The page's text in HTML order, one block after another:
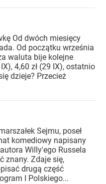
Od dwóch miesięcy
Od początku września
waluta bije kolejne
4,60 zł (29 IX), ostatnio
dzieje? Przecież
Sejmu, poseł
komediowy napisany
Willy'ego Russela
znany. Zdaje się,
drugą część
I Polskiego...